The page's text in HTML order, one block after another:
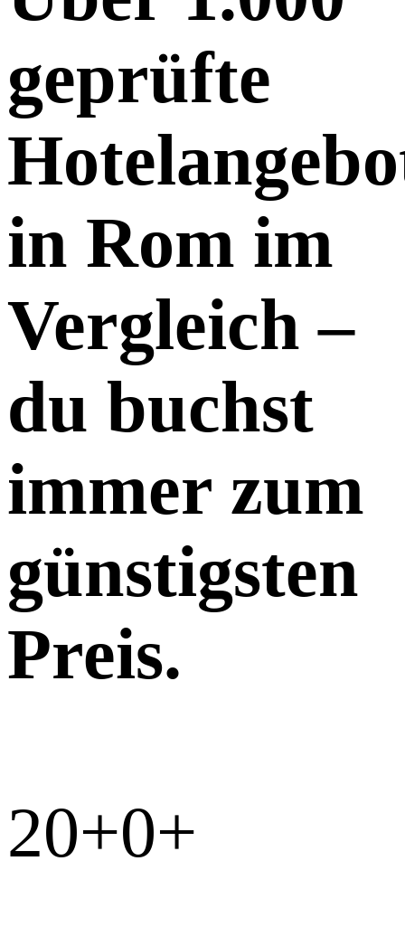
geprüfte
in Rom im
Vergleich –
du buchst
immer zum
günstigsten
Preis.
20+0+